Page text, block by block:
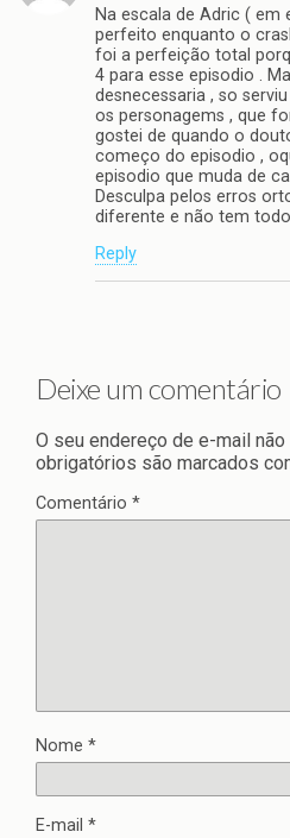
Na escala de Adric ( em
perfeito enquanto o
foi a perfeição total
4 para esse episodio .
desnecessaria , so
os personagems , que
gostei de quando o
começo do episodio ,
episodio que muda de
Desculpa pelos erros
diferente e não tem
Reply
Deixe um comentário
O seu endereço de e-mail
obrigatórios são marcados
Comentário *
Nome *
E-mail *